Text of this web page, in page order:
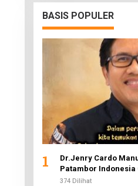
BASIS POPULER
1
Dr.Jenry Cardo
Patambor Indonesia
Evaluasi Program
374 Dilihat